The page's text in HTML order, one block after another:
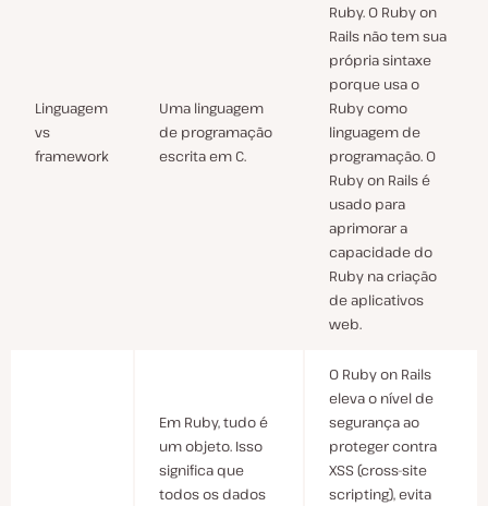
Linguagem
vs
framework
Uma linguagem
de programação
escrita em C.
Ruby. O Ruby on
Rails não tem sua
própria sintaxe
porque usa o
Ruby como
linguagem de
programação. O
Ruby on Rails é
usado para
aprimorar a
capacidade do
Ruby na criação
de aplicativos
web.
Em Ruby, tudo é
um objeto. Isso
significa que
todos os dados
O Ruby on Rails
eleva o nível de
segurança ao
proteger contra
XSS (cross-site
scripting), evita